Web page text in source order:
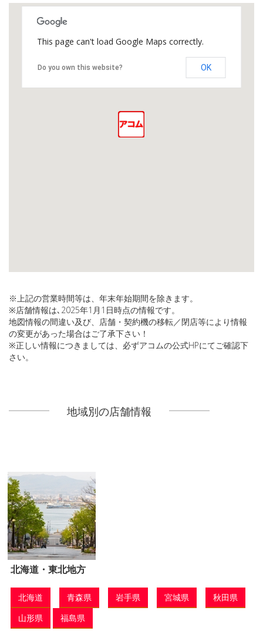
This page can't load Google Maps correctly.
Do you own this website? OK
※上記の営業時間等は、年末年始期間を除きます。
※店舗情報は､2025年1月1日時点の情報です。
地図情報の間違い及び、店舗・契約機の移転／閉店等により情報
の変更があった場合はご了承下さい！
※正しい情報につきましては、必ずアコムの公式HPにてご確認下
さい。
地域別の店舗情報
北海道・東北地方
北海道 青森県 岩手県 宮城県
秋田県
山形県
福島県